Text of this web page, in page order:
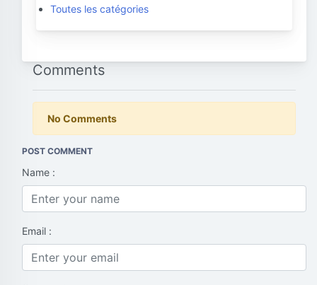
Toutes les catégories
Comments
No Comments
POST COMMENT
Name :
Email :